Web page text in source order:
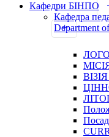
Кафедри БІНПО
Кафедра
Department